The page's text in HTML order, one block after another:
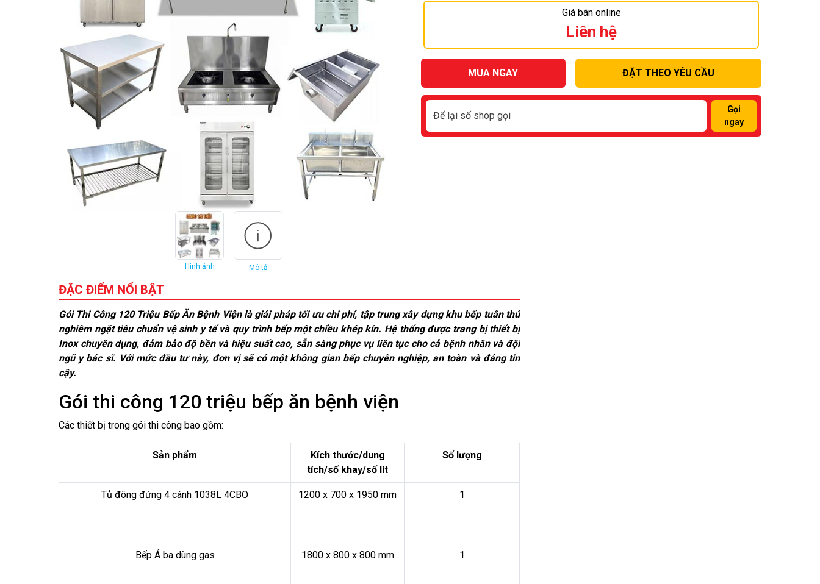
Hình ảnh Mô tả
Giá bán online
Liên hệ
MUA NGAY ĐẶT THEO YÊU CẦU
Gọi
ngay
ĐẶC ĐIỂM NỔI BẬT
Gói Thi Công 120 Triệu Bếp Ăn Bệnh Viện là giải pháp tối ưu chi phí, tập trung xây dựng khu bếp tuân thủ
nghiêm ngặt tiêu chuẩn vệ sinh y tế và quy trình bếp một chiều khép kín. Hệ thống được trang bị thiết bị
Inox chuyên dụng, đảm bảo độ bền và hiệu suất cao, sẵn sàng phục vụ liên tục cho cả bệnh nhân và đội
ngũ y bác sĩ. Với mức đầu tư này, đơn vị sẽ có một không gian bếp chuyên nghiệp, an toàn và đáng tin
cậy.
Gói thi công 120 triệu bếp ăn bệnh viện
Các thiết bị trong gói thi công bao gồm:
Sản phẩm
Kích thước/dung
tích/số khay/số lít
Số lượng
Tủ đông đứng 4 cánh 1038L 4CBO 1200 x 700 x 1950 mm 1
Bếp Á ba dùng gas 1800 x 800 x 800 mm 1